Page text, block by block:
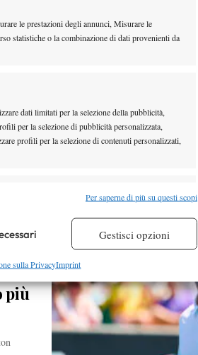
le prestazioni degli annunci, Misurare le
statistiche o la combinazione di dati provenienti da
dati limitati per la selezione della pubblicità,
per la selezione di pubblicità personalizzata,
profili per la selezione di contenuti personalizzati,
correggere errori,
Salvare e comunicare le
Sempre attivo
Per saperne di più su questi scopi
Gestisci opzioni
sulla PrivacyImprint
più